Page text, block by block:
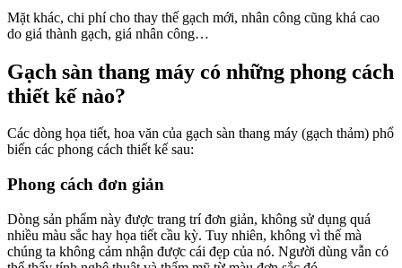
Mặt khác, chi phí cho thay thế gạch mới, nhân công cũng khá cao
do giá thành gạch, giá nhân công…
Gạch sàn thang máy có những phong cách
thiết kế nào?
Các dòng họa tiết, hoa văn của gạch sàn thang máy (gạch thảm) phổ
biến các phong cách thiết kế sau:
Phong cách đơn giản
Dòng sản phẩm này được trang trí đơn giản, không sử dụng quá
nhiều màu sắc hay họa tiết cầu kỳ. Tuy nhiên, không vì thế mà
chúng ta không cảm nhận được cái đẹp của nó. Người dùng vẫn có